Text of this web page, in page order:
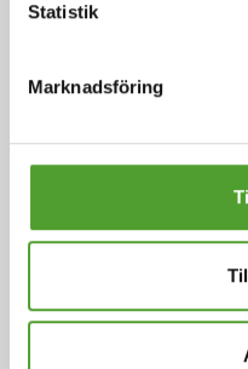
Statistik
Marknadsföring
Plastindustri
Vårt breda sortiment
elastomerer,
brandskyddsmedel och